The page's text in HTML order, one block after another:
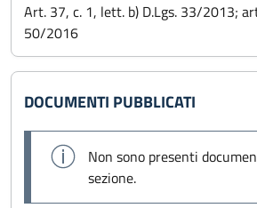
Art. 37, c. 1, lett. b) D.Lgs. 33/2013;
50/2016
DOCUMENTI PUBBLICATI
Non sono presenti
sezione.